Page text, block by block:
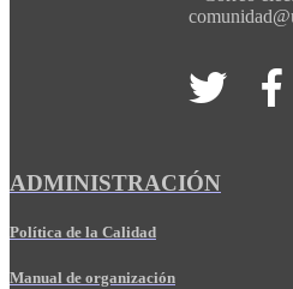
ADMINISTRACIÓN
Política de la Calidad
Manual de organización